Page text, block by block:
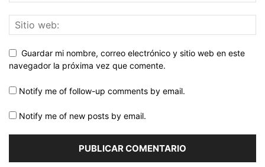
Guardar mi nombre, correo electrónico y sitio web en este
navegador la próxima vez que comente.
Notify me of follow-up comments by email.
Notify me of new posts by email.